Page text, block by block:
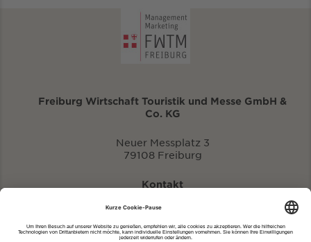
Freiburg Wirtschaft Touristik und Messe GmbH &
Co. KG
Neuer Messplatz 3
79108 Freiburg
Kontakt
eventportal@fwtm.de